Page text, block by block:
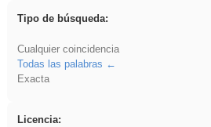
Tipo de búsqueda:
Cualquier coincidencia
Todas las palabras
Exacta
Licencia: